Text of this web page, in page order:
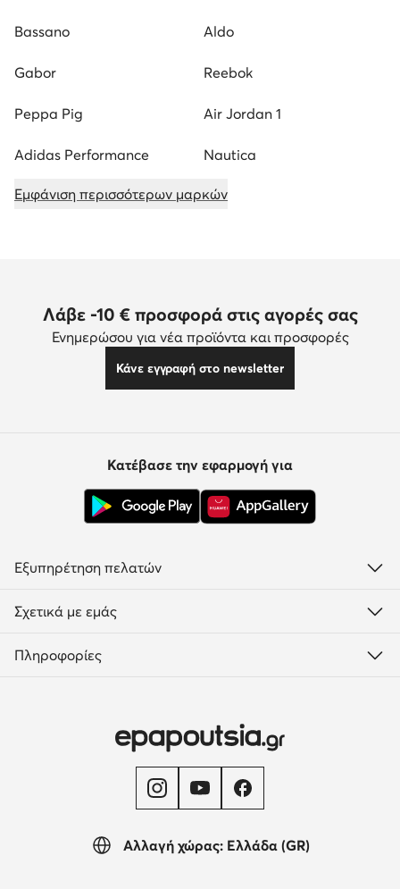
Bassano Aldo
Gabor Reebok
Peppa Pig Air Jordan 1
Adidas Performance Nautica
Εμφάνιση περισσότερων μαρκών
Λάβε -10 € προσφορά στις αγορές σας
Ενημερώσου για νέα προϊόντα και προσφορές
Κάνε εγγραφή στο newsletter
Αλλαγή χώρας: Ελλάδα (GR)
Κατέβασε την εφαρμογή για
Εξυπηρέτηση πελατών
Σχετικά με εμάς
Πληροφορίες